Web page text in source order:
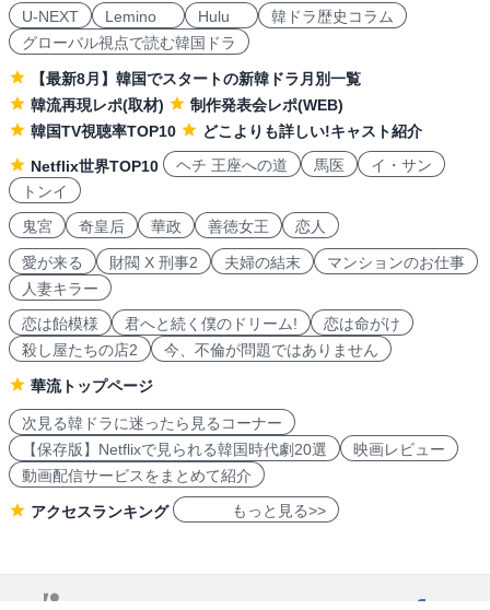
U-NEXT
Lemino Hulu
韓ドラ歴史コラム
グローバル視点で読む韓国ドラ
【最新8月】韓国でスタートの新韓ドラ月別一覧
韓流再現レポ(取材)
制作発表会レポ(WEB)
韓国TV視聴率TOP10
どこよりも詳しい!キャスト紹介
Netflix世界TOP10
ヘチ 王座への道 馬医
イ・サン
トンイ
鬼宮
奇皇后 華政 善徳女王 恋人
愛が来る 財閥 X 刑事2 夫婦の結末
マンションのお仕事
人妻キラー
恋は飴模様
君へと続く僕のドリーム!
恋は命がけ
殺し屋たちの店2
今、不倫が問題ではありません
華流トップページ
次見る韓ドラに迷ったら見るコーナー
【保存版】Netflixで見られる韓国時代劇20選
映画レビュー
動画配信サービスをまとめて紹介
アクセスランキング もっと見る>>